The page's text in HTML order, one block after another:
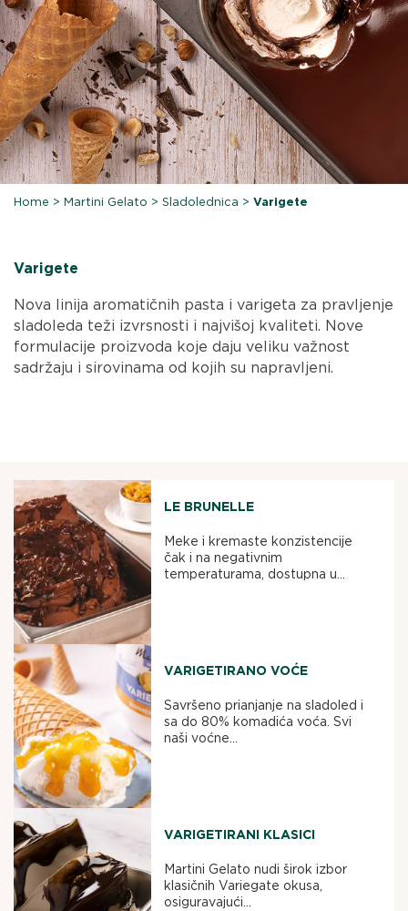
Home >Martini Gelato >Sladolednica >Varigete
Varigete
Nova linija aromatičnih pasta i varigeta za pravljenje
sladoleda teži izvrsnosti i najvišoj kvaliteti. Nove
formulacije proizvoda koje daju veliku važnost
sadržaju i sirovinama od kojih su napravljeni.
LE BRUNELLE
Meke i kremaste konzistencije
čak i na negativnim
temperaturama, dostupna u...
VARIGETIRANO VOĆE
Savršeno prianjanje na sladoled i
sa do 80% komadića voća. Svi
naši voćne...
VARIGETIRANI KLASICI
Martini Gelato nudi širok izbor
klasičnih Variegate okusa,
osiguravajući...